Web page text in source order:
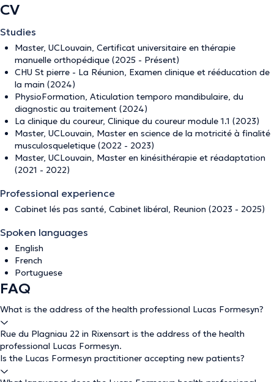
CV
Studies
Master, UCLouvain, Certificat universitaire en thérapie
manuelle orthopédique (2025 - Présent)
CHU St pierre - La Réunion, Examen clinique et rééducation de
la main (2024)
PhysioFormation, Aticulation temporo mandibulaire, du
diagnostic au traitement (2024)
La clinique du coureur, Clinique du coureur module 1.1 (2023)
Master, UCLouvain, Master en science de la motricité à finalité
musculosqueletique (2022 - 2023)
Master, UCLouvain, Master en kinésithérapie et réadaptation
(2021 - 2022)
Professional experience
Cabinet lés pas santé, Cabinet libéral, Reunion (2023 - 2025)
Spoken languages
English
French
Portuguese
FAQ
What is the address of the health professional Lucas Formesyn?
Rue du Plagniau 22 in Rixensart is the address of the health
professional Lucas Formesyn.
Is the Lucas Formesyn practitioner accepting new patients?